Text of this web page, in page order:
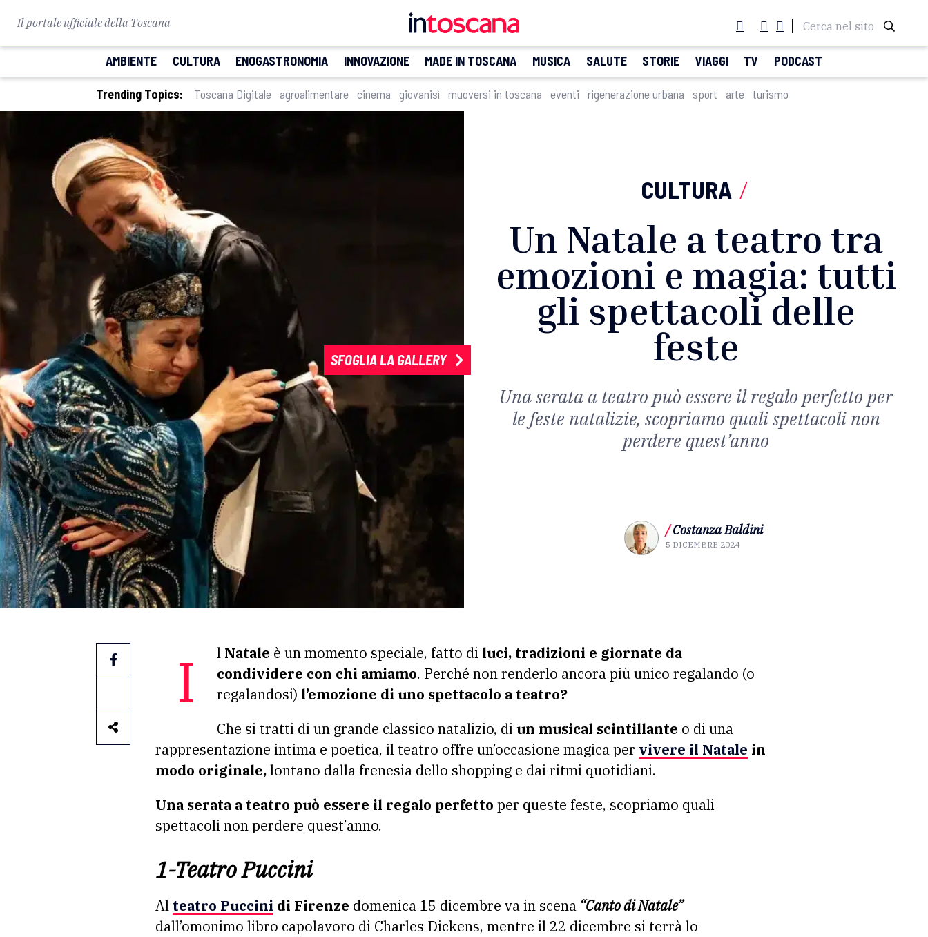
Il portale ufficiale della Toscana Cerca nel sito
AMBIENTE CULTURA ENOGASTRONOMIA INNOVAZIONE MADE IN TOSCANA MUSICA SALUTE STORIE VIAGGI TV PODCAST
Trending Topics: Toscana Digitale agroalimentare cinema giovanisì muoversi in toscana eventi rigenerazione urbana sport arte turismo
SFOGLIA LA GALLERY
CULTURA /
Un Natale a teatro tra
emozioni e magia: tutti
gli spettacoli delle
feste
Una serata a teatro può essere il regalo perfetto per
le feste natalizie, scopriamo quali spettacoli non
perdere quest’anno
/ Costanza Baldini
5 DICEMBRE 2024
Il Natale è un momento speciale, fatto di luci, tradizioni e giornate da
condividere con chi amiamo. Perché non renderlo ancora più unico regalando (o
regalandosi) l’emozione di uno spettacolo a teatro?
Che si tratti di un grande classico natalizio, di un musical scintillante o di una
rappresentazione intima e poetica, il teatro offre un’occasione magica per vivere il Natale in
modo originale,lontano dalla frenesia dello shopping e dai ritmi quotidiani.
Una serata a teatro può essere il regalo perfetto per queste feste, scopriamo quali
spettacoli non perdere quest’anno.
1-Teatro Puccini
Al teatro Puccini di Firenze domenica 15 dicembre va in scena “Canto di Natale”
dall’omonimo libro capolavoro di Charles Dickens, mentre il 22 dicembre si terrà lo